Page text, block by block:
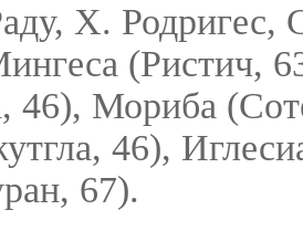
Х. Родригес,
(Ристич,
46), Мориба
46),
67).